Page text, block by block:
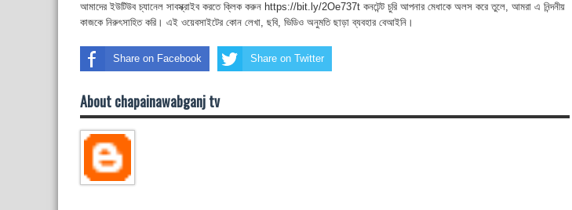
আমাদের ইউটিউব চ্যানেল সাবস্ক্রাইব করতে ক্লিক করুন https://bit.ly/2Oe737t কনটেন্ট চুরি আপনার মেধাকে অলস করে তুলে, আমরা এ নিন্দনীয়
কাজকে নিরুৎসাহিত করি। এই ওয়েবসাইটের কোন লেখা, ছবি, ভিডিও অনুমতি ছাড়া ব্যবহার বেআইনি।
Share on Facebook Share on Twitter
About chapainawabganj tv